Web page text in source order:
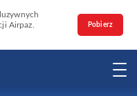
Airpaz.
Pobierz